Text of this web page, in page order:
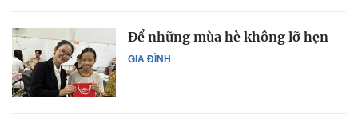
GIA ĐÌNH
Để những mùa hè không lỡ hẹn